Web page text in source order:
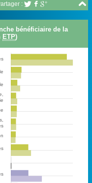

:   
bénéficiaire de la
ETP)